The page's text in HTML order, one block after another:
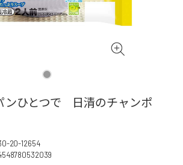
ひとつで 日清のチャンポ
20-12654